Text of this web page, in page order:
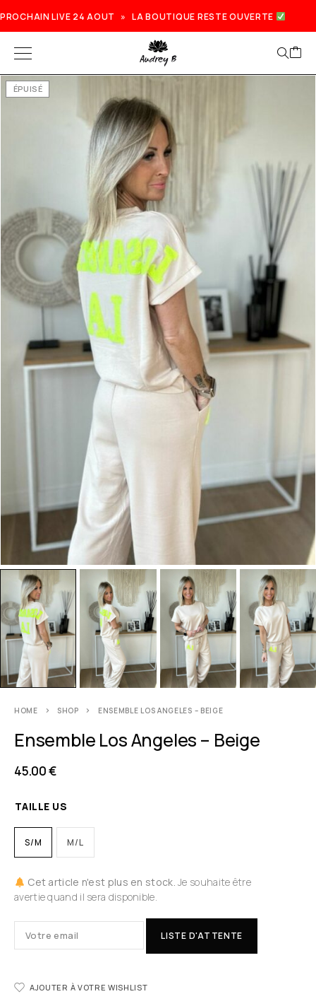
PROCHAIN LIVE 24 AOUT » LA BOUTIQUE RESTE OUVERTE
ÉPUISÉ
HOME SHOP ENSEMBLE LOS ANGELES – BEIGE
Ensemble Los Angeles – Beige
45.00€
TAILLE US
S/M M/L
Cet article n'est plus en stock. Je souhaite être
avertie quand il sera disponible.
LISTE D'ATTENTE
AJOUTER À VOTRE WISHLIST